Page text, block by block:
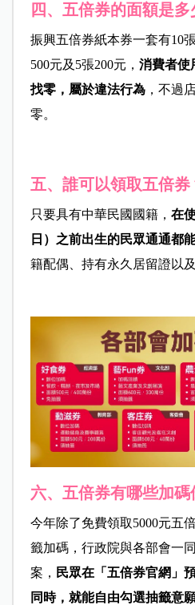
四、五倍券的面額是
振興五倍券紙本券一套有10
500元及5張200元， 消費者使
找零，屬於違法行為，不過
零。
五、誰可以領取五倍券
只要具有中華民國國籍， 在
日）之前出生的民眾通通都
籍配偶、持有永久居留證以
六、五倍券有哪些加碼
今年除了免費領取5000元五
籤加碼，行政院與各部會一
案， 民眾在「五倍券官網」
同時，就能自由勾選抽籤意